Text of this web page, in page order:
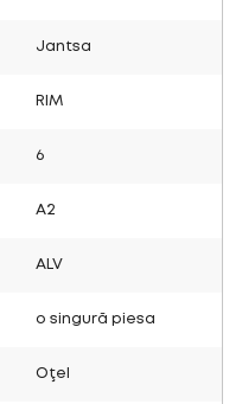
Jantsa
RIM
6
A2
ALV
o singură piesa
Oţel